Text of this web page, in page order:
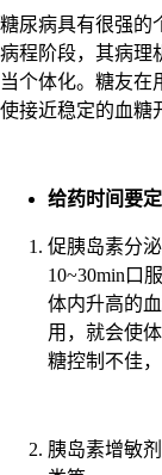
糖尿病具有很强的
病程阶段，其病理
当个体化。糖友在
使接近稳定的血糖
给药时间要
促胰岛素分
10~30min口
体内升高的
用，就会使
糖控制不佳
胰岛素增敏